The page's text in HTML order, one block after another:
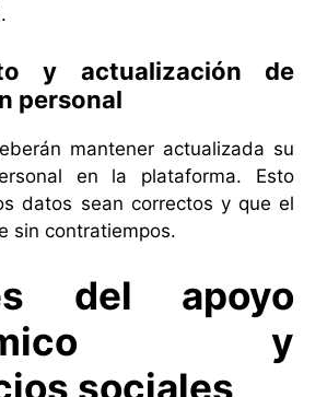
y actualización de
personal
mantener actualizada su
en la plataforma. Esto
datos sean correctos y que el
sin contratiempos.
del apoyo
y
sociales